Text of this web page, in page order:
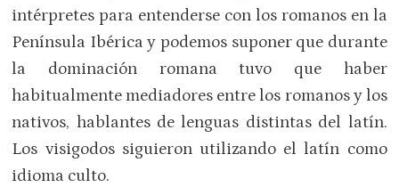
intérpretes para entenderse con los romanos en la
Península Ibérica y podemos suponer que durante
la dominación romana tuvo que haber
habitualmente mediadores entre los romanos y los
nativos, hablantes de lenguas distintas del latín.
Los visigodos siguieron utilizando el latín como
idioma culto.